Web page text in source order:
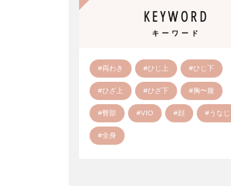
KEYWORD
キーワード
#両わき #ひじ上 #ひじ下
#ひざ上 #ひざ下 #胸〜腹
#臀部 #VIO #顔 #うなじ
#全身